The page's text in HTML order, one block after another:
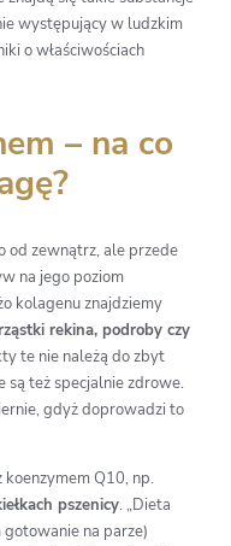
występujący w ludzkim
o właściwościach
– na co
od zewnątrz, ale przede
na jego poziom
kolagenu znajdziemy
rekina, podroby czy
te nie należą do zbyt
są też specjalnie zdrowe.
gdyż doprowadzi to
Q10, np.
pszenicy. „Dieta
na parze)